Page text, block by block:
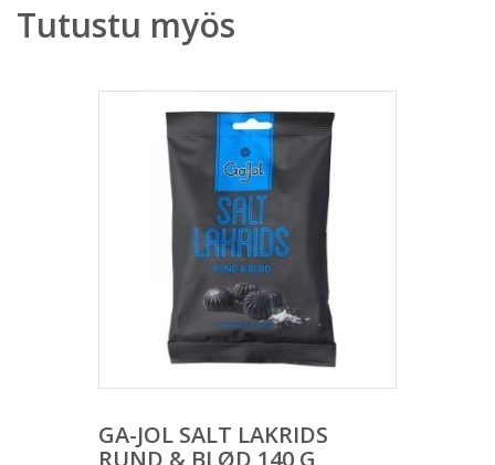
Tutustu myös
GA-JOL SALT LAKRIDS
RUND & BLØD 140 G